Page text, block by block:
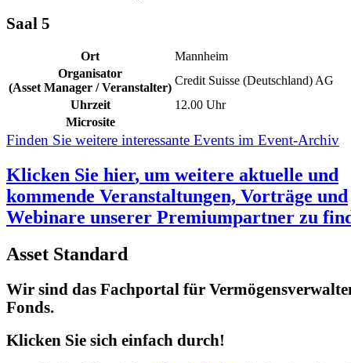
Saal 5
Ort
Mannheim
Organisator
(Asset Manager / Veranstalter)
Credit Suisse (Deutschland) AG
Uhrzeit
12.00 Uhr
Microsite
Finden Sie weitere interessante Events im Event-Archiv
Klicken Sie hier, um weitere aktuelle und
kommende Veranstaltungen, Vorträge und
Webinare unserer Premiumpartner zu
Asset Standard
Wir sind das Fachportal für
Fonds.
Klicken Sie sich einfach durch!